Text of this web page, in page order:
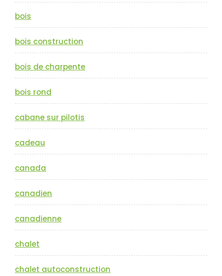
bois
bois construction
bois de charpente
bois rond
cabane sur pilotis
cadeau
canada
canadien
canadienne
chalet
chalet autoconstruction